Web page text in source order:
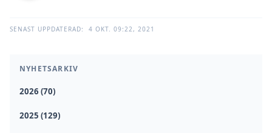
NYHETSARKIV
2026 (70)
2025 (129)
SENAST UPPDATERAD: 4 OKT. 09:22, 2021